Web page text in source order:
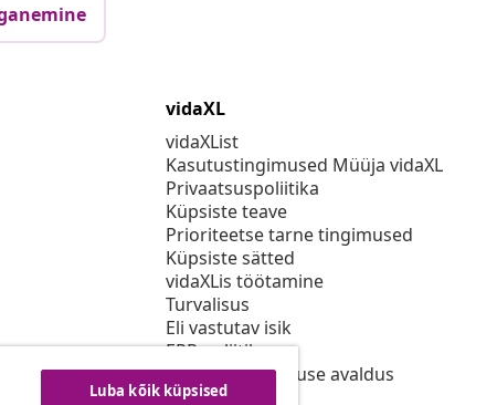
vidaXL
vidaXList
Kasutustingimused Müüja vidaXL
Privaatsuspoliitika
Küpsiste teave
Prioriteetse tarne tingimused
Küpsiste sätted
vidaXLis töötamine
Turvalisus
Eli vastutav isik
EPR poliitika
Juurdepääsetavuse avaldus
Luba kõik küpsised